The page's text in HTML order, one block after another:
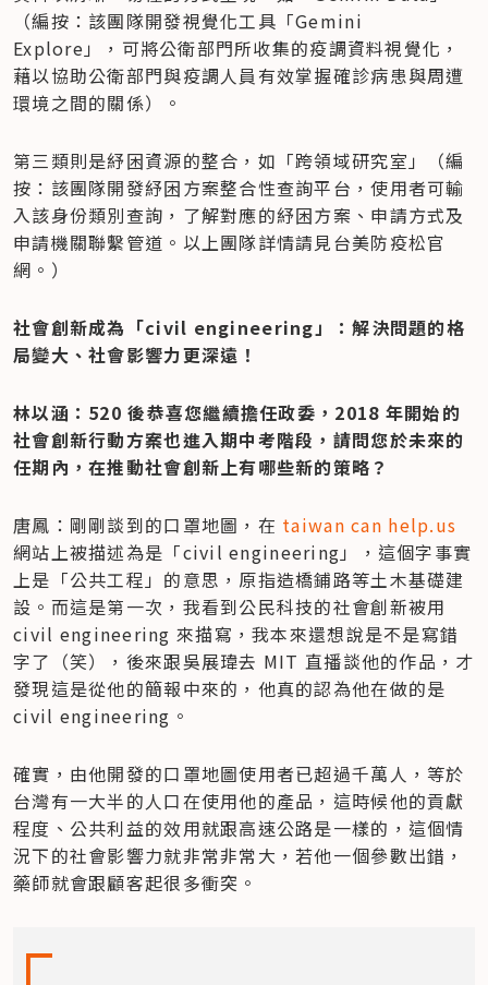
（編按：該團隊開發視覺化工具「Gemini
Explore」，可將公衛部門所收集的疫調資料視覺化，
藉以協助公衛部門與疫調人員有效掌握確診病患與周遭
環境之間的關係）。
第三類則是紓困資源的整合，如「跨領域研究室」（編
按：該團隊開發紓困方案整合性查詢平台，使用者可輸
入該身份類別查詢，了解對應的紓困方案、申請方式及
申請機關聯繫管道。以上團隊詳情請見台美防疫松官
網。）
社會創新成為「civil engineering」：解決問題的格
局變大、社會影響力更深遠！
林以涵：520 後恭喜您繼續擔任政委，2018 年開始的
社會創新行動方案也進入期中考階段，請問您於未來的
任期內，在推動社會創新上有哪些新的策略？
唐鳳：剛剛談到的口罩地圖，在 taiwan can help.us
網站上被描述為是「civil engineering」，這個字事實
上是「公共工程」的意思，原指造橋鋪路等土木基礎建
設。而這是第一次，我看到公民科技的社會創新被用
civil engineering 來描寫，我本來還想說是不是寫錯
字了（笑），後來跟吳展瑋去 MIT 直播談他的作品，才
發現這是從他的簡報中來的，他真的認為他在做的是
civil engineering。
確實，由他開發的口罩地圖使用者已超過千萬人，等於
台灣有一大半的人口在使用他的產品，這時候他的貢獻
程度、公共利益的效用就跟高速公路是一樣的，這個情
況下的社會影響力就非常非常大，若他一個參數出錯，
藥師就會跟顧客起很多衝突。